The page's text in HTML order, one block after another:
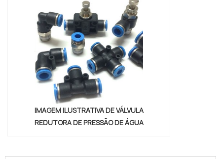
IMAGEM ILUSTRATIVA DE VÁLVULA
REDUTORA DE PRESSÃO DE ÁGUA